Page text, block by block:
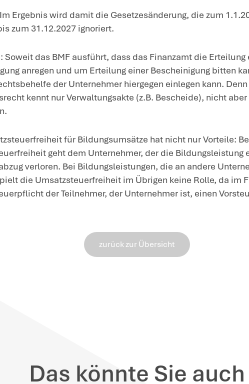
Unterrichtsmaterial oder die
die Unterbringung der Teilnehmer.
Einrichtungen des öffentlichen Rechts,
Bescheinigung der zuständigen Behörde.
bringen, dass der Unternehmer mit der
Hochschulunterricht, Ausbildung,
weiter. Wird eine Bescheinigung vom
kann, dass es sich um eine
vor dem 1.1.2025 galt, versteuert.